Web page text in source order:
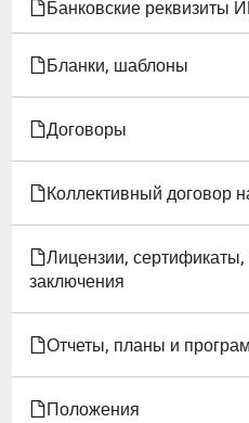
КНИГИ
ДЛЯ
СТРУКТУРА
РЕЖИМ
РАБОТЫ
БИБЛИОТЕКИ
ИГЭУ
Банковские реквизиты
Бланки, шаблоны
Договоры
Коллективный договор
Лицензии, сертификаты,
заключения
Отчеты, планы и
Положения